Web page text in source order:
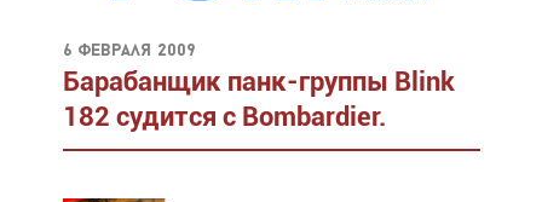
6 февраля 2009
Барабанщик панк-группы Blink
182 судится с Bombardier.